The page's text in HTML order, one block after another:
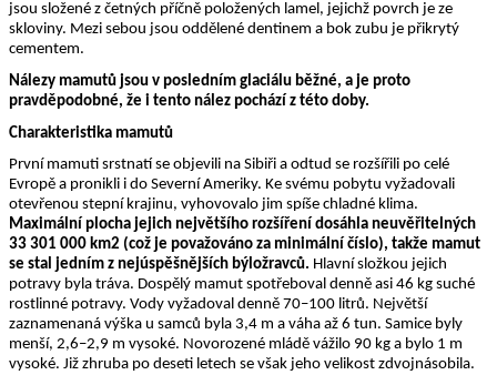
jsou složené z četných příčně položených lamel, jejichž povrch je ze
skloviny. Mezi sebou jsou oddělené dentinem a bok zubu je přikrytý
cementem.
Nálezy mamutů jsou v posledním glaciálu běžné, a je proto
pravděpodobné, že i tento nález pochází z této doby.
Charakteristika mamutů
První mamuti srstnatí se objevili na Si­biři a odtud se rozšířili po celé
Evropě a pronikli i do Severní Ameriky. Ke své­mu pobytu vyžadovali
otevřenou stepní krajinu, vyhovovalo jim spíše chladné klima.
Maximální plocha jejich největ­šího rozšíření dosáhla neuvěřitelných
33 301 000 km2 (což je považováno za minimální číslo), takže mamut
se stal jedním z nejúspěšnějších býložravců. Hlavní složkou jejich
potravy byla trá­va. Dospělý mamut spotřeboval denně asi 46 kg suché
rostlinné potravy. Vody vyžadoval denně 70–100 litrů. Největší
zaznamenaná výška u samců byla 3,4 m a váha až 6 tun. Samice byly
menší, 2,6–2,9 m vysoké. Novorozené mládě vážilo 90 kg a bylo 1 m
vysoké. Již zhru­ba po deseti letech se však jeho velikost zdvojnásobila.